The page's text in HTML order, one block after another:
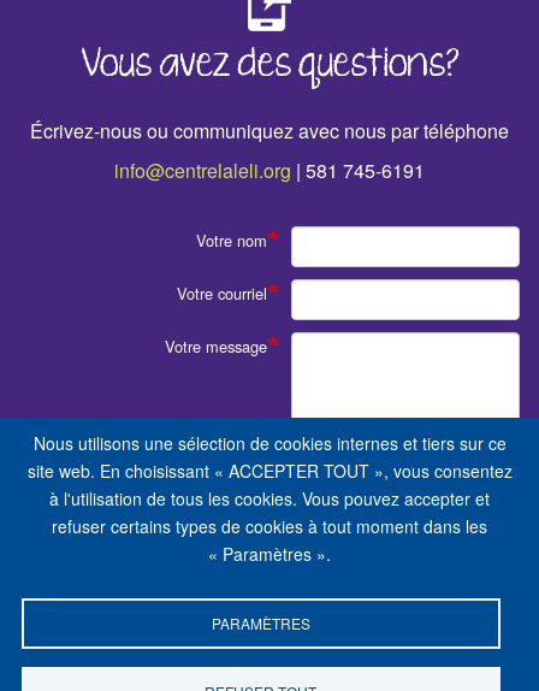
Vous avez des questions?
Écrivez-nous ou communiquez avec nous par téléphone
info@centrelaleli.org | 581 745-6191
Votre nom
Votre courriel
Votre message
Nous utilisons une sélection de cookies internes et tiers sur ce
site web. En choisissant « ACCEPTER TOUT », vous consentez
à l'utilisation de tous les cookies. Vous pouvez accepter et
refuser certains types de cookies à tout moment dans les
« Paramètres ».
PARAMÈTRES